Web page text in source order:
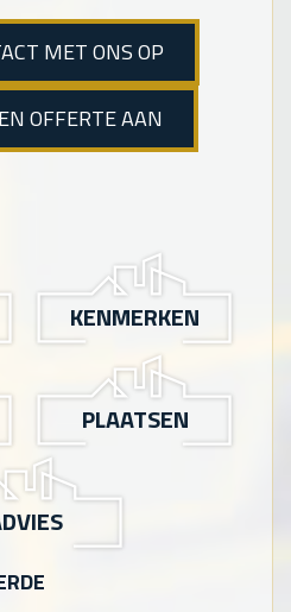
MET ONS OP
OFFERTE AAN
KENMERKEN
PLAATSEN